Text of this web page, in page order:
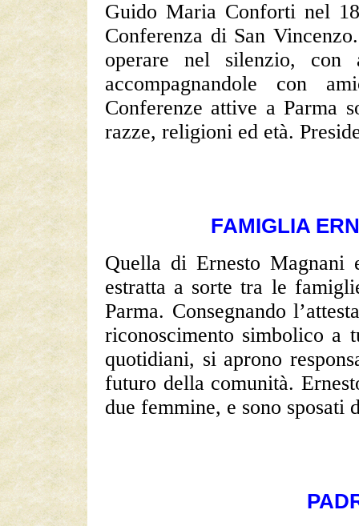
Guido Maria Conforti nel
Conferenza di San
operare nel silenzio, con
accompagnandole con
Conferenze attive a Parma
razze, religioni ed età.
FAMIGLIA
Quella di Ernesto Magnani
estratta a sorte tra le
Parma. Consegnando
riconoscimento simbolico
quotidiani, si aprono
futuro della comunità.
due femmine, e sono sposati